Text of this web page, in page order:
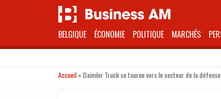
BELGIQUE ÉCONOMIE POLITIQUE MARCHÉS
Accueil» Daimler Truck se tourne vers le secteur de la